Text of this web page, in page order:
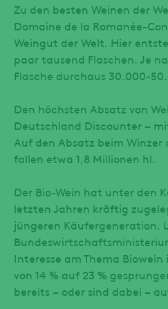
Zu den besten Weinen der
Domaine de la Romanée-
Weingut der Welt. Hier
paar tausend Flaschen. Je
Flasche durchaus 30.000-
Den höchsten Absatz von
Deutschland Discounter –
Auf den Absatz beim Winzer
fallen etwa 1,8 Millionen hl.
Der Bio-Wein hat unter den
letzten Jahren kräftig
jüngeren Käufergeneration.
Interesse am Thema
von 14 % auf 23 %
bereits – oder sind dabei –